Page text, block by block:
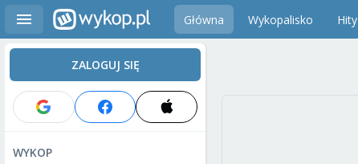
Główna Wykopalisko Hity
ZALOGUJ SIĘ
WYKOP